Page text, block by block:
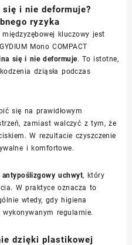
i nie deformuje?
ryzyka
kluczowy jest
Mono COMPACT
się i nie deformuje. To istotne,
dziąsła podczas
się na prawidłowym
zamiast walczyć z tym, że
W rezultacie czyszczenie
i komfortowe.
antypoślizgowy uchwyt, który
W praktyce oznacza to
wtedy, gdy higiena
regularnie.
dzięki plastikowej